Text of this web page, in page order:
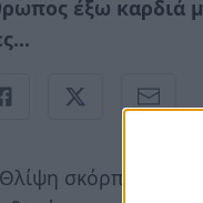
έξω καρδιά
σκόρπισε στην